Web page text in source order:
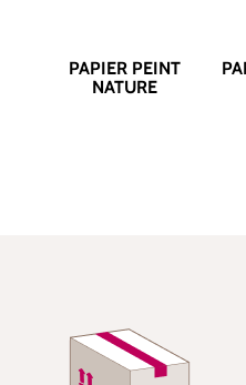
PAPIER PEINT
NATURE